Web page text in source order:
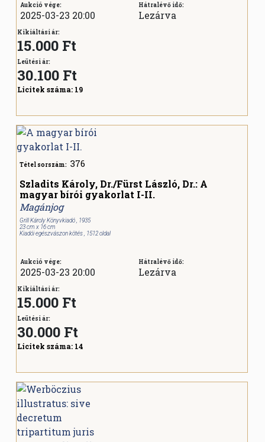
Aukció vége:
2025-03-23 20:00
Hátralévő idő:
Lezárva
Kikiáltási ár:
15.000 Ft
Leütési ár:
30.100 Ft
Licitek száma: 19
Tétel sorszám: 376
Szladits Károly, Dr./Fürst László, Dr.: A
magyar bírói gyakorlat I-II.
Magánjog
Grill Károly Könyvkiadó , 1935
23 cm x 16 cm
Kiadói egészvászon kötés , 1512 oldal
Aukció vége:
2025-03-23 20:00
Hátralévő idő:
Lezárva
Kikiáltási ár:
15.000 Ft
Leütési ár:
30.000 Ft
Licitek száma: 14